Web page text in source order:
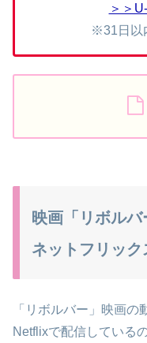
＞＞
※31日以
映画「リボル
ネットフリック
「リボルバー」映画
Netflixで配信している